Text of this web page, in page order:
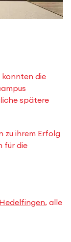
konnten die
spätere
zu ihrem Erfolg
für die
, alle